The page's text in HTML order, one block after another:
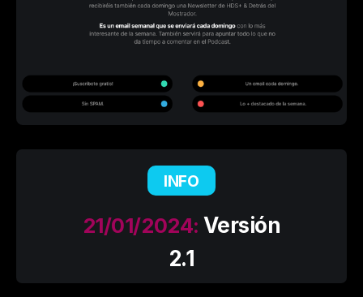
INFO
21/01/2024:Versión
2.1